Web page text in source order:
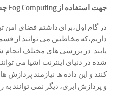
جهت استفاده از Fog Computing
در گام اول،برای داشتم فضای امن
داریم،که مخاطبین می توانند از
یابند. در بررسی های مختلف انجام
کنند و این داده ها نیازمند
و پردازش ابری، دیگر نمی توانند به